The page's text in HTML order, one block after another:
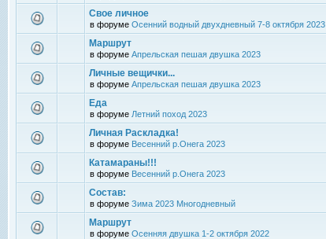
Свое личное
в форуме Осенний водный двухдневный 7-8 октября 2023
Маршрут
в форуме Апрельская пешая двушка 2023
Личные вещички...
в форуме Апрельская пешая двушка 2023
Еда
в форуме Летний поход 2023
Личная Раскладка!
в форуме Весенний р.Онега 2023
Катамараны!!!
в форуме Весенний р.Онега 2023
Состав:
в форуме Зима 2023 Многодневный
Маршрут
в форуме Осенняя двушка 1-2 октября 2022